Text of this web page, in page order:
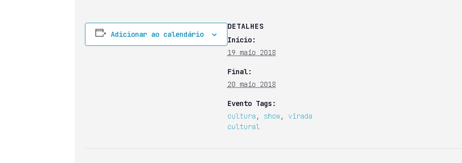
Adicionar ao calendário
DETALHES
Início:
19 maio 2018
Final:
20 maio 2018
Evento Tags:
cultura , show, virada
cultural